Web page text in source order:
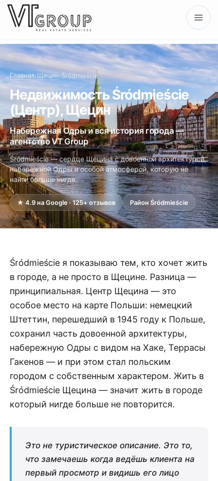
Главная›Щецин›Śródmieście
Недвижимость Śródmieście
(Центр), Щецин
Набережная Одры и вся история города —
агентство VT Group
Śródmieście — сердце Щецина с довоенной архитектурой,
набережной Одры и особой атмосферой, которую не
найти больше нигде.
★ 4.9 на Google · 125+ отзывов Район Śródmieście
Śródmieście я показываю тем, кто хочет жить
в городе, а не просто в Щецине. Разница —
принципиальная. Центр Щецина — это
особое место на карте Польши: немецкий
Штеттин, перешедший в 1945 году к Польше,
сохранил часть довоенной архитектуры,
набережную Одры с видом на Хаке, Террасы
Гакенов — и при этом стал польским
городом с собственным характером. Жить в
Śródmieście Щецина — значит жить в городе
который нигде больше не повторится.
Это не туристическое описание. Это то,
что замечаешь когда ведёшь клиента на
первый просмотр и видишь его лицо